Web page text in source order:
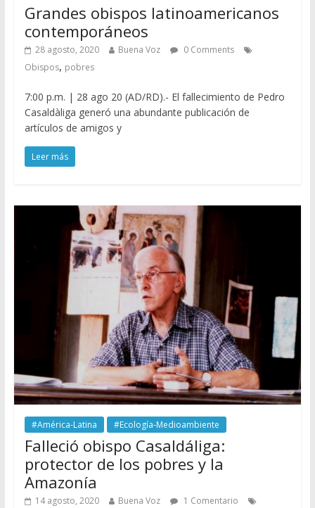
Grandes obispos latinoamericanos
contemporáneos
28 agosto, 2020 Buena Voz
0 Comments
Obispos, pobres
7:00 p.m. | 28 ago 20 (AD/RD).- El fallecimiento de Pedro
Casaldàliga generó una abundante publicación de
artículos de amigos y
Leer más
#América-Latina #Ecología-Medioambiente
Falleció obispo Casaldáliga:
protector de los pobres y la
Amazonía
14 agosto, 2020 Buena Voz
1 Comentario